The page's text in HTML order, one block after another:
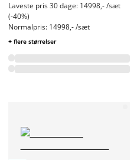
Laveste pris 30 dage: 14998,- /sæt
(-40%)
Normalpris: 14998,- /sæt
+ flere størrelser